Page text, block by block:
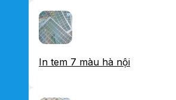
In tem 7 màu hà nội